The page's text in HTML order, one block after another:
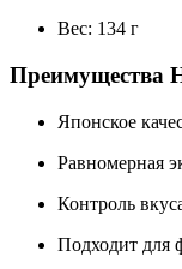
Вес: 134 г
Преимущества
Японское
Равномерная
Контроль
Подходит для